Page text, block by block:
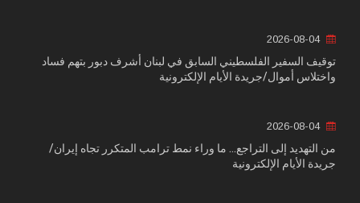
2026-08-04
توقيف السفير الفلسطيني السابق في لبنان أشرف دبور بتهم فساد
واختلاس أموال/جريدة الأيام الإلكترونية
2026-08-04
من التهديد إلى التراجع... ما وراء نمط ترامب المتكرر تجاه إيران/
جريدة الأيام الإلكترونية